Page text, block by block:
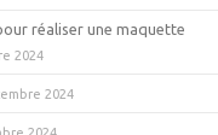
réaliser une maquette
2024
2024